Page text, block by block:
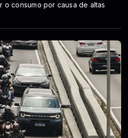
o consumo por causa de altas